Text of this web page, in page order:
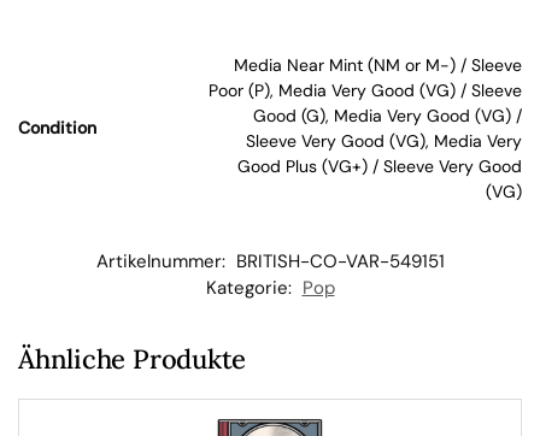
Condition
Media Near Mint (NM or M-) / Sleeve
Poor (P), Media Very Good (VG) / Sleeve
Good (G), Media Very Good (VG) /
Sleeve Very Good (VG), Media Very
Good Plus (VG+) / Sleeve Very Good
(VG)
Artikelnummer: BRITISH-CO-VAR-549151
Kategorie: Pop
Ähnliche Produkte